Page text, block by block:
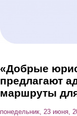
«Добрые
предлагают
маршруты
понедельник, 23 июня,